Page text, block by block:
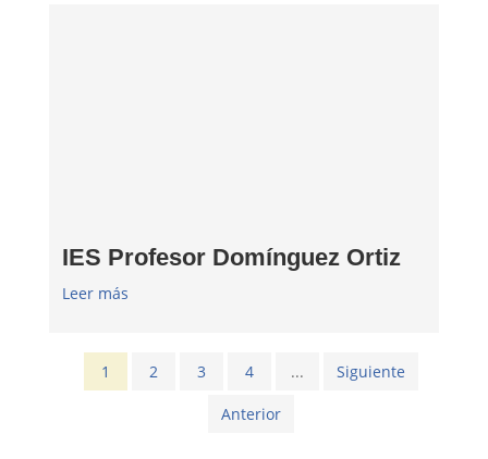
IES Profesor Domínguez Ortiz
Leer más
1 2 3 4 ... Siguiente
Anterior